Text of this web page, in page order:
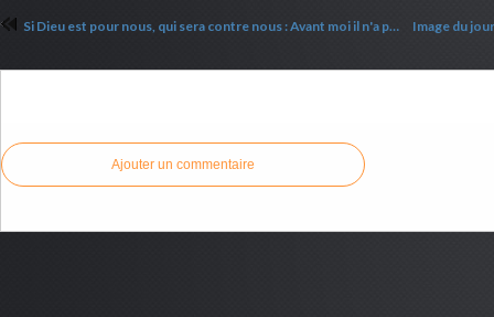
Si Dieu est pour nous, qui sera contre nous : Avant moi il n'a point été formé de Dieu, Et après moi il n'y en aura point
Ajouter un commentaire